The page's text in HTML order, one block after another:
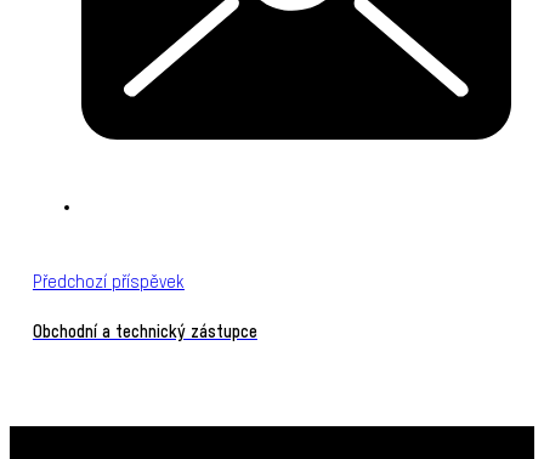
Předchozí příspěvek
Obchodní a technický zástupce